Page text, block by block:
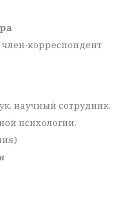
член-корреспондент
научный сотрудник,
психологии,